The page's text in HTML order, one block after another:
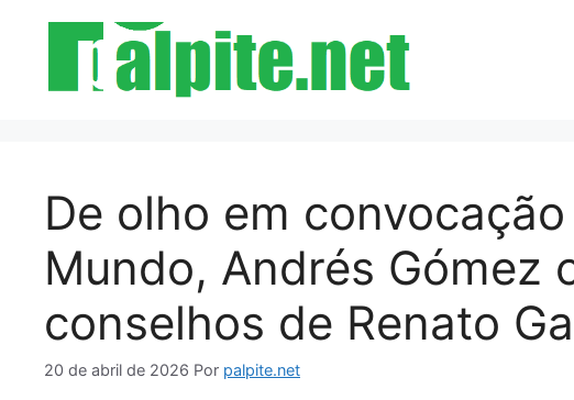
conteúdo
De olho em
Mundo, Andrés Gómez
conselhos de Renato
20 de abril de 2026 Por palpite.net